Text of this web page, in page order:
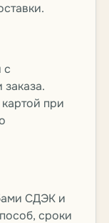
с
при
СДЭК и
сроки